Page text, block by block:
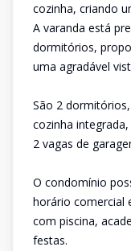
cozinha, criando
A varanda está
dormitórios,
uma agradável
São 2
cozinha
2 vagas de
O condomínio
horário comercial
com piscina,
festas.